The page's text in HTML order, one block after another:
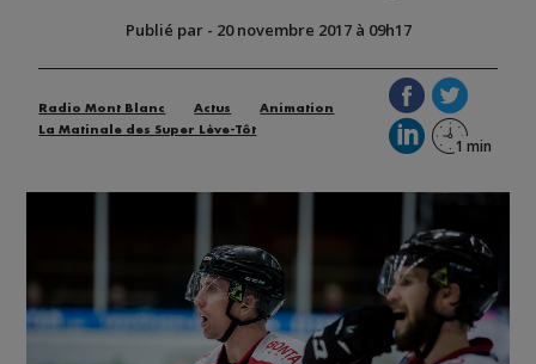
Publié par - 20 novembre 2017 à 09h17
Radio Mont Blanc Actus
Animation
La Matinale des Super Lève-Tôt